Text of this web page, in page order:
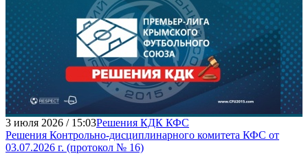
3 июля 2026 / 15:03Решения КДК КФС
Решения Контрольно-дисциплинарного комитета КФС от
03.07.2026 г. (протокол № 16)